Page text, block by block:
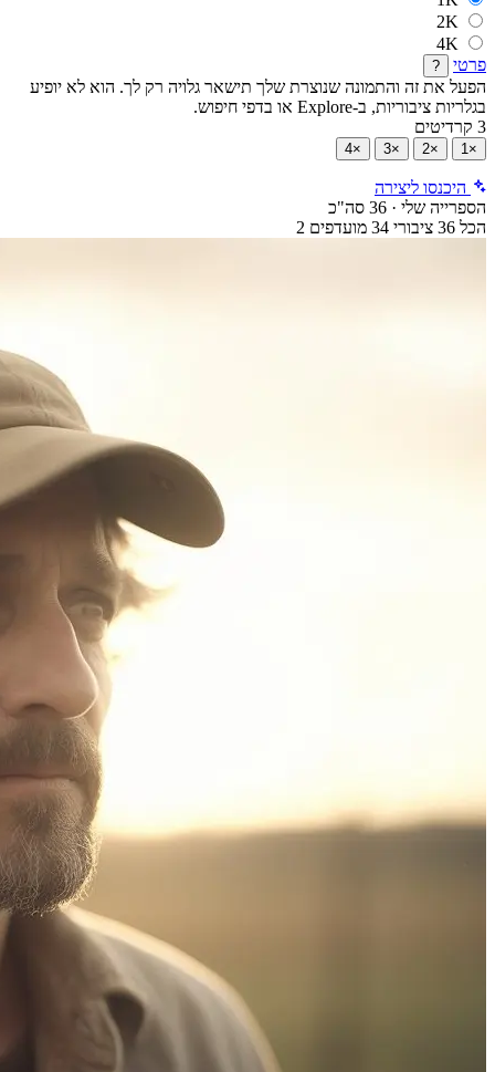
2K
4K
פרטי
?
הפעל את זה והתמונה שנוצרת שלך תישאר גלויה רק לך. הוא לא יופיע
בגלריות ציבוריות, ב-Explore או בדפי חיפוש.
3 קרדיטים
×1
×2
×3
×4
היכנסו ליצירה
הספרייה שלי · 36 סה"כ
הכל 36 ציבורי 34 מועדפים 2